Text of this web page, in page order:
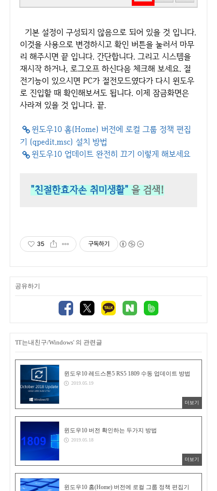
기본 설정이 구성되지 않음으로 되어 있을 것 입니다.
이것을 사용으로 변경하시고 확인 버튼을 눌러서 마무
리 해주시면 끝 입니다. 간단합니다. 그리고 시스템을
재시작 하거나, 로그오프 하신다음 체크해 보세요. 절
전기능이 있으시면 PC가 절전모드였다가 다시 윈도우
로 진입할 때 확인해보셔도 됩니다. 이제 잠금화면은
사라져 있을 것 입니다. 끝.
윈도우10 홈(Home) 버전에 로컬 그룹 정책 편집
기 (qpedit.msc) 설치 방법
윈도우10 업데이트 완전히 끄기 이렇게 해보세요
"친절한효자손 취미생활" 을 검색!
35 구독하기
공유하기
'IT는내친구/Windows' 의 관련글
윈도우10 레드스톤5 RS5 1809 수동 업데이트 방법
2019.05.19
더보기
윈도우10 버전 확인하는 두가지 방법
2019.05.18
더보기
윈도우10 홈(Home) 버전에 로컬 그룹 정책 편집기